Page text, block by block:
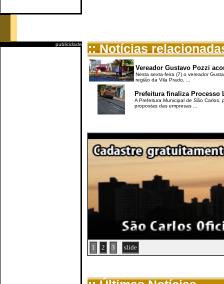
publicidade :: Notícias
Vereador Gustavo Pozzi
Nesta sexta-feira (7) o vereador
região da Vila Prado, ...
Prefeitura finaliza Processo
A Prefeitura Municipal de São
propostas das empresas ...
1 2 3 slide